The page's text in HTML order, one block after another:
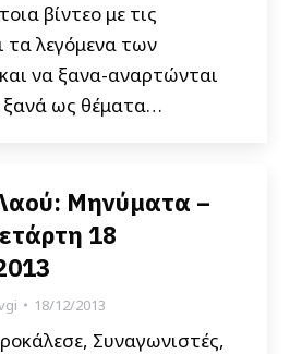
βίντεο με τις
τα λεγόμενα των
να ξανα-αναρτώνται
ξανά ως θέματα…
Μηνύματα –
18
18/12/2013
Συναγωνιστές,